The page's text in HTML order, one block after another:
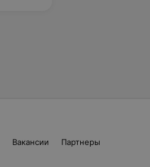
Вакансии
Партнеры